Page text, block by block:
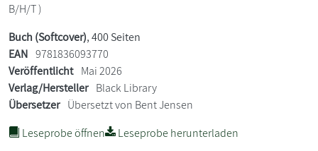
B/H/T )
Buch (Softcover), 400 Seiten
EAN 9781836093770
Veröffentlicht Mai 2026
Verlag/Hersteller Black Library
Übersetzer Übersetzt von Bent Jensen
Leseprobe öffnen
Leseprobe herunterladen